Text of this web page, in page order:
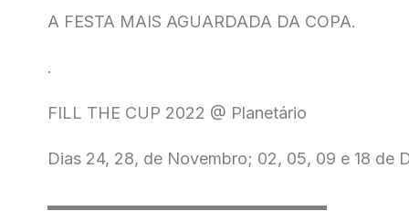
A FESTA MAIS AGUARDADA DA COPA.
.
FILL THE CUP 2022 @ Planetário
Dias 24, 28, de Novembro; 02, 05, 09 e 18 de
▬▬▬▬▬▬▬▬▬▬▬▬▬▬▬▬▬